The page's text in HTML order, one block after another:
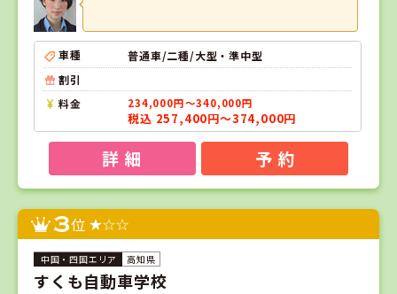
車種
普通車/二種/大型・準中型
割引
料金
234,000円～340,000円
税込 257,400円～374,000円
詳 細 予 約
3位
高知県
すくも自動車学校